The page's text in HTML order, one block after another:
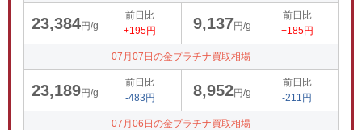
23,384円/g
前日比
+195円
9,137円/g
前日比
+185円
07月07日の金プラチナ買取相場
23,189円/g
前日比
-483円
8,952円/g
前日比
-211円
07月06日の金プラチナ買取相場